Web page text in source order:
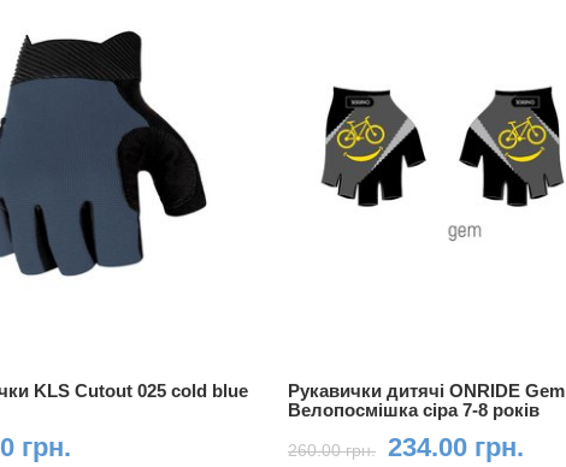
KLS Cutout 025 cold blue
грн.
Рукавички дитячі ONRIDE Gem
Велопосмішка сіра 7-8 років
260.00 грн. 234.00 грн.